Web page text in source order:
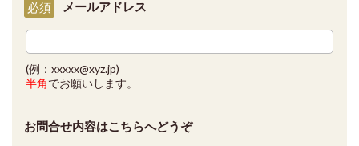
メールアドレス
必須
(例：xxxxx@xyz.jp)
半角でお願いします。
お問合せ内容はこちらへどうぞ